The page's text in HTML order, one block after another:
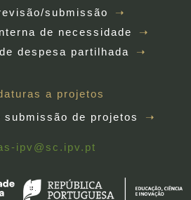
submissão
de necessidade
despesa partilhada
a projetos
submissão de projetos
ipv@sc.ipv.pt